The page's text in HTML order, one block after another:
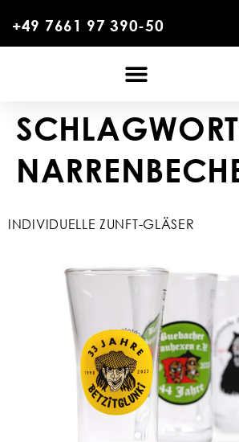
+49 7661 97 390-50
INDIVIDUELLE ZUNFT-GLÄSER